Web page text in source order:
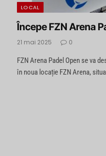
LOCAL
Începe FZN Arena
21 mai 2025 0
FZN Arena Padel Open se va
în noua locație FZN Arena,